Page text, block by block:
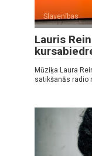
Slavenības
Lauris
Mūziķa Laura
satikšanās radio